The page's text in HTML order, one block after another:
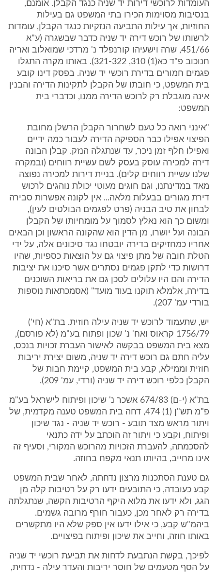
העומדות לרוכשי דירות יד שניה כנגד הקבלן. אומנם,
בנסיבות מסוימות הכירו בתי המשפט גם בעילות
החוזיות, אך עילות התביעה הנזקיות כנגד הקבלן, עומדות
לרשותו של רוכש דירה יד שניה כדבר שבשגרה (ע"א
451/66, שרה וישעיהו קורנפלד נ' מרדכי שמואלוב ואריה
חנוכוב פ"ד כא(1) 310, 321-322). באותו מקרה התגלו
פגמים חמורים בדירת רוכשי יד שניה. בפסק דינו קובע
בית המשפט, כי חובתו של הקבלן לתקינות הדירה והבנין
אינה מוגבלת רק לרוכש הדירה ממנו, וכדברי בית
המשפט:
"אינני רואה כל טעם לשחרור הקבלן הרשלן מחובת
הפיצוי אפילו כבר הספיקה הדירה לעבור כמה ידיים
ואפילו חלף זמן ניכר, עד שנתגלה הנזק. קבלן הבונה
דירה למכירה עוסק בעסק לשם עשיית רווחים (ובמקרה
שלנו עשיית רווחים קלים). בניית דירות למכירה נפוצה
מאד במדינתנו, וגם חוגים מעוטי יכולת נוהגים לרכוש
דירת מגורים בבעלות מלאה... אין לקונה אפשרות סבירה
לבחון את טיב הבניה (פרט לפגמים הבולטים לעין),
ומשום כך הוא נאלץ לסמוך על מומחיותו של הקבלן
הבונה ועל יושרו, מן הדין הוא שהקונה הראשון וכן הבאים
אחריו כמחזיקים בדירה יובטחו נגד סיכונים אלה, על ידי
הטלת חובה של מתן פיצוי גם על הוצאות כספיות, שהיו
דרושות כדי לתקן פגמים נסתרים אשר סיכנו את יציבות
הדירה והם היו עלולים לסכן גם את בריאות השוכנים
בדירה, אלמלא תוקנו בעוד מועד" (אסמכתאות נוספות
בורדי עמ' 207).
יש, שתעמוד לרוכש יד שניה עילה חוזית. בת"א (חי')
1756/79 קראוס ואח' נ' שכון ופתוח בע"מ (לא פורסם),
מצא בית המשפט בבקשה לאישור העברת זכויות בנכס,
עליה חתם גם רוכש דירה יד שניה, משום יצירת יריבות
חוזית וממילא, קבע בית המשפט, קיימת חבות של
הקבלן כלפי רוכש דירה יד שניה (ורדי, עמ' 209).
בת"א (י-ם) 674/83 אשכר נ' שיכון ופיתוח לישראל בע"מ
פ"מ תש"ן (1) 474, דחה בית המשפט טענה מקדמית, של
ויתור מראש מצד תובע - רוכש יד שניה - נגד שיכון
ופיתוח, וקבע כי ויתור זה הוכתב על ידה כתנאי
להסכמתה, להעברת הזכויות מהרוכש המקורי, וסעיף זה
אינו מחייב, בהיותו תנאי מקפח בחוזה.
גם טענת הסתכנות מרצון נדחתה, לאחר שבית המשפט
קבע כעובדה, כי התובעים ידעו רק על רטיבות קלה מן
הגג, ולא ידעו את מלוא היקף הרטיבות הקשה, שנתגלתה
בדירה רק לאחר מכן, כעבור חורף מרובה גשמים.
ביהמ"ש קבע, כי אילו ידעו אין ספק שלא היו מתקשרים
באותו חוזה, וחייב את שיכון ופיתוח בפיצויים.
לפיכך, בקשת הנתבעת לדחות את תביעת רוכשי יד שניה
על הסף מטעמים של חוסר יריבות והעדר עילה - נדחית,